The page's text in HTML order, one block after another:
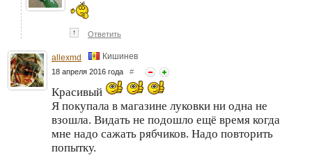
↑ Ответить
allexmd Кишинев
18 апреля 2016 года #
Красивый
Я покупала в магазине луковки ни одна не
взошла. Видать не подошло ещё время когда
мне надо сажать рябчиков. Надо повторить
попытку.